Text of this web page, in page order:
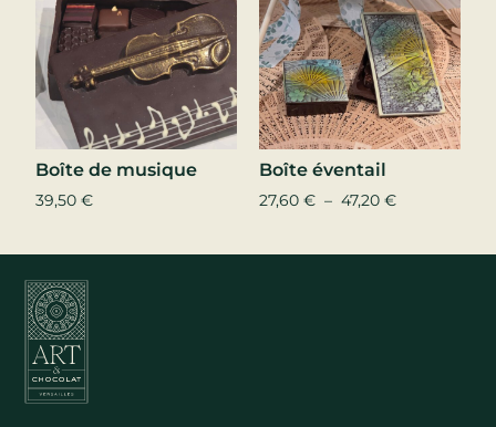
Boîte de musique
39,50 €
Boîte éventail
27,60 € – 47,20 €